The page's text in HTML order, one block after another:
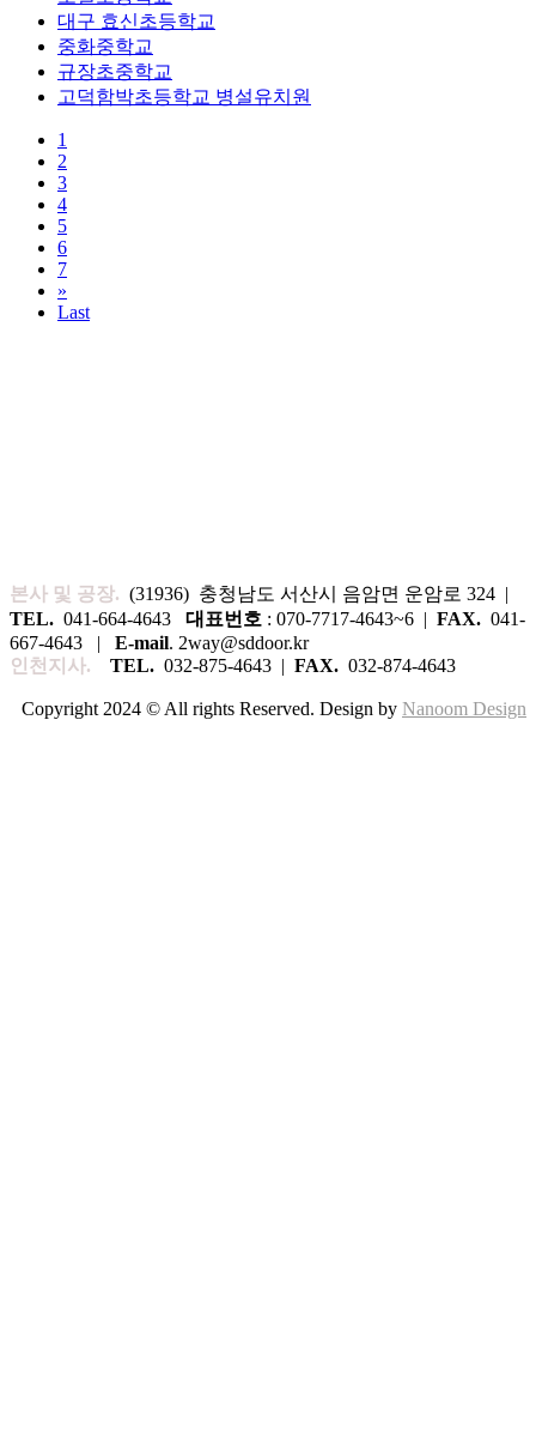
대구 효신초등학교
중화중학교
규장초중학교
고덕함박초등학교 병설유치원
1
2
3
4
5
6
7
»
Last
본사 및 공장. (31936) 충청남도 서산시 음암면 운암로 324 |
TEL. 041-664-4643 대표번호 : 070-7717-4643~6 | FAX. 041-
667-4643 | E-mail. 2way@sddoor.kr
인천지사.
TEL. 032-875-4643 | FAX. 032-874-4643
Copyright 2024 © All rights Reserved. Design by Nanoom Design